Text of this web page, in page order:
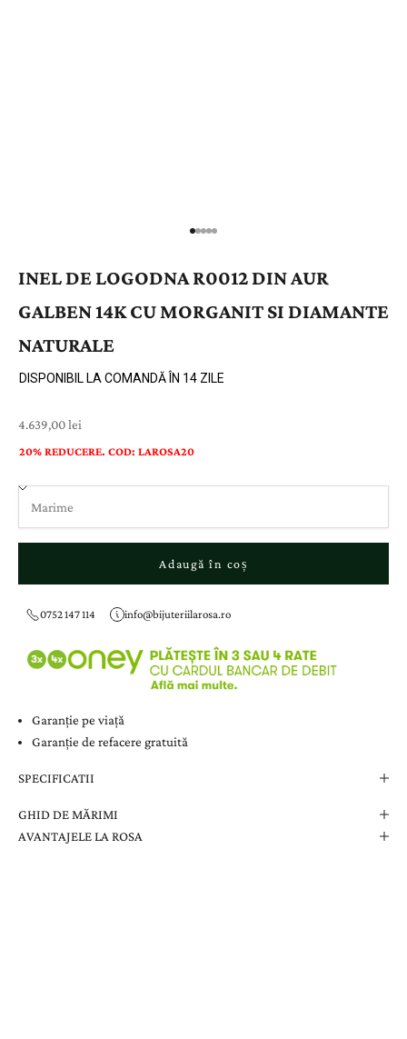
INEL DE LOGODNA R0012 DIN AUR
GALBEN 14K CU MORGANIT SI DIAMANTE
NATURALE
DISPONIBIL LA COMANDĂ ÎN 14 ZILE
Preț cu reducere
4.639,00 lei
20% REDUCERE. COD: LAROSA20
Adaugă în coș
0752 147 114 info@bijuteriilarosa.ro
Garanție pe viață
Garanție de refacere gratuită
SPECIFICATII
GHID DE MĂRIMI
AVANTAJELE LA ROSA